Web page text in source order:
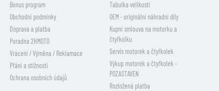
Bonus program
Obchodní podmínky
Doprava a platba
Poradna 2HMOTO
Vrácení / Výměna / Reklamace
Přání a stížnosti
Ochrana osobních údajů
Tabulka velikostí
OEM - originální náhradní díly
Kupní smlouva na motorku a
čtyřkolku
Servis motorek a čtyřkolek
Výkup motorek a čtyřkolek -
POZASTAVEN
Rozložená platba